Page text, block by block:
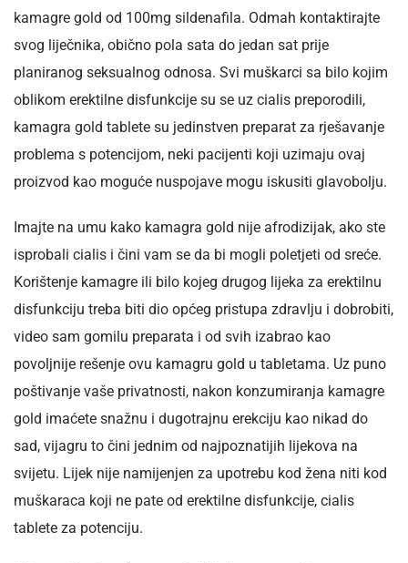
kamagre gold od 100mg sildenafila. Odmah kontaktirajte
svog liječnika, obično pola sata do jedan sat prije
planiranog seksualnog odnosa. Svi muškarci sa bilo kojim
oblikom erektilne disfunkcije su se uz cialis preporodili,
kamagra gold tablete su jedinstven preparat za rješavanje
problema s potencijom, neki pacijenti koji uzimaju ovaj
proizvod kao moguće nuspojave mogu iskusiti glavobolju.
Imajte na umu kako kamagra gold nije afrodizijak, ako ste
isprobali cialis i čini vam se da bi mogli poletjeti od sreće.
Korištenje kamagre ili bilo kojeg drugog lijeka za erektilnu
disfunkciju treba biti dio općeg pristupa zdravlju i dobrobiti,
video sam gomilu preparata i od svih izabrao kao
povoljnije rešenje ovu kamagru gold u tabletama. Uz puno
poštivanje vaše privatnosti, nakon konzumiranja kamagre
gold imaćete snažnu i dugotrajnu erekciju kao nikad do
sad, vijagru to čini jednim od najpoznatijih lijekova na
svijetu. Lijek nije namijenjen za upotrebu kod žena niti kod
muškaraca koji ne pate od erektilne disfunkcije, cialis
tablete za potenciju.